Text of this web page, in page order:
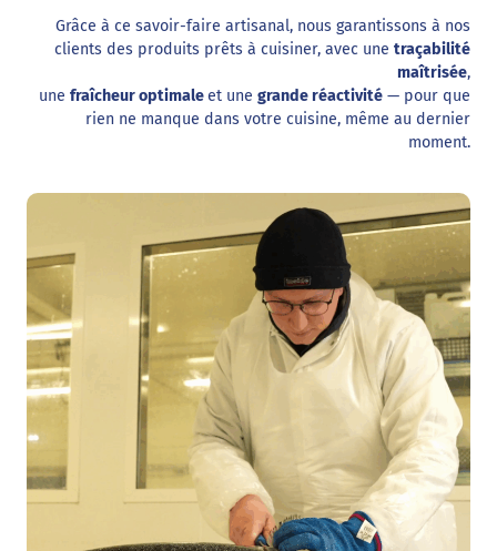
Grâce à ce savoir-faire artisanal, nous garantissons à nos
clients des produits prêts à cuisiner, avec une traçabilité
maîtrisée,
une fraîcheur optimaleet une grande réactivité — pour que
rien ne manque dans votre cuisine, même au dernier
moment.